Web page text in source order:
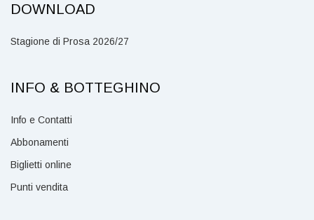
DOWNLOAD
Stagione di Prosa 2026/27
INFO & BOTTEGHINO
Info e Contatti
Abbonamenti
Biglietti online
Punti vendita